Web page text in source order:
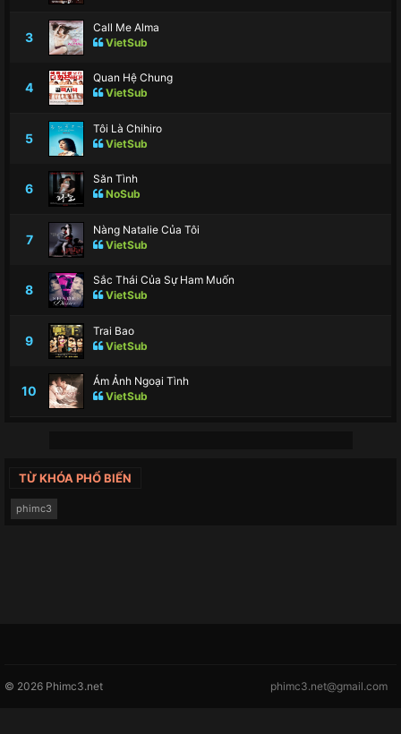
3
Call Me Alma
VietSub
4
Quan Hệ Chung
VietSub
5
Tôi Là Chihiro
VietSub
6
Săn Tình
NoSub
7
Nàng Natalie Của Tôi
VietSub
8
Sắc Thái Của Sự Ham Muốn
VietSub
9
Trai Bao
VietSub
10
Ám Ảnh Ngoại Tình
VietSub
TỪ KHÓA PHỔ BIẾN
phimc3
© 2026 Phimc3.net phimc3.net@gmail.com